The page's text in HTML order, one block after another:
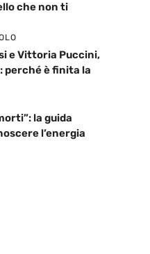
che non ti
e Vittoria Puccini,
perché è finita la
la guida
l’energia